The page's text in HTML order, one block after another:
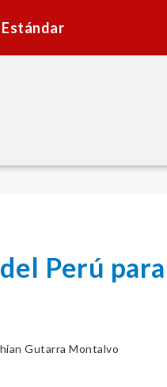
Perú
Gutarra Montalvo